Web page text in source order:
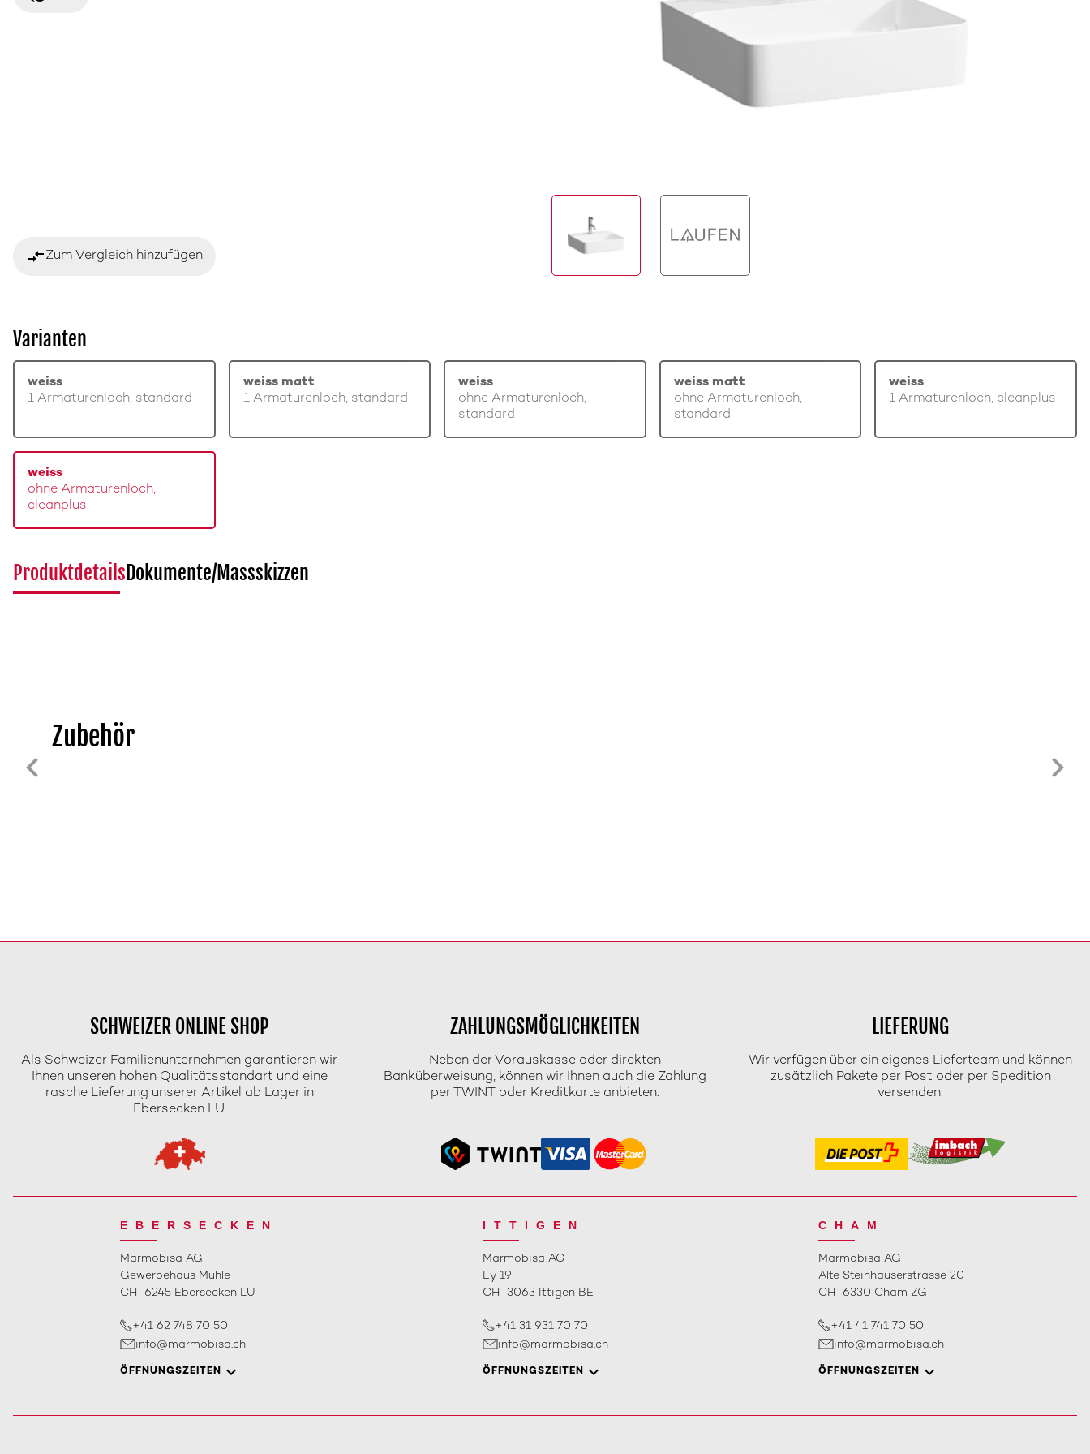
compare_arrowsZum Vergleich hinzufügen
Varianten
weiss
1 Armaturenloch, standard
weiss matt
1 Armaturenloch, standard
weiss
ohne Armaturenloch,
standard
weiss matt
ohne Armaturenloch,
standard
weiss
1 Armaturenloch, cleanplus
weiss
ohne Armaturenloch,
cleanplus
ProduktdetailsDokumente/Massskizzen
Zubehör
SCHWEIZER ONLINE SHOP
Als Schweizer Familienunternehmen garantieren wir
Ihnen unseren hohen Qualitätsstandart und eine
rasche Lieferung unserer Artikel ab Lager in
Ebersecken LU.
ZAHLUNGSMÖGLICHKEITEN
Neben der Vorauskasse oder direkten
Banküberweisung, können wir Ihnen auch die Zahlung
per TWINT oder Kreditkarte anbieten.
LIEFERUNG
Wir verfügen über ein eigenes Lieferteam und können
zusätzlich Pakete per Post oder per Spedition
versenden.
EBERSECKEN
Marmobisa AG
Gewerbehaus Mühle
CH-6245 Ebersecken LU
+41 62 748 70 50
info@marmobisa.ch
ÖFFNUNGSZEITEN
ITTIGEN
Marmobisa AG
Ey 19
CH-3063 Ittigen BE
+41 31 931 70 70
info@marmobisa.ch
ÖFFNUNGSZEITEN
CHAM
Marmobisa AG
Alte Steinhauserstrasse 20
CH-6330 Cham ZG
+41 41 741 70 50
info@marmobisa.ch
ÖFFNUNGSZEITEN